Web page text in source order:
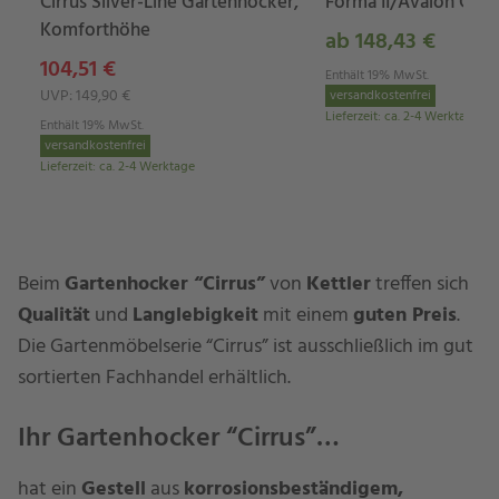
Komforthöhe
104,51 €
UVP: 149,90 €
Enthält 19% MwSt.
versandkostenfrei
Lieferzeit: ca. 2-4 Werktage
ab 148,43 €
Enthält 19% MwSt.
versandkostenfrei
Lieferzeit: ca. 2-4 Werktage
Beim Gartenhocker “Cirrus”von Kettlertreffen sich
Qualitätund Langlebigkeitmit einem guten Preis.
Die Gartenmöbelserie “Cirrus” ist ausschließlich im gut
sortierten Fachhandel erhältlich.
Ihr Gartenhocker “Cirrus”…
hat ein Gestell auskorrosionsbeständigem,